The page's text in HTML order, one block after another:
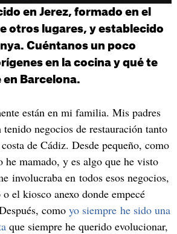
en Jerez, formado en el
otros lugares, y establecido
Cuéntanos un poco
en la cocina y qué te
en Barcelona.
están en mi familia. Mis padres
tenido negocios de restauración tanto
de Cádiz. Desde pequeño, como
he mamado, y es algo que he visto
involucraba en todos esos negocios,
el kiosco anexo donde empecé
como yo siempre he sido una
que siempre he querido evolucionar,